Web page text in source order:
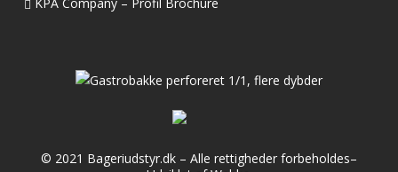
© 2021 Bageriudstyr.dk – Alle rettigheder forbeholdes–